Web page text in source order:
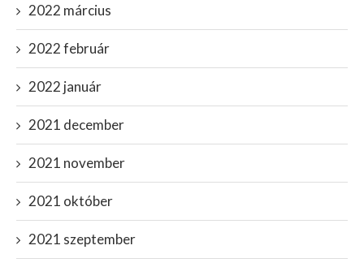
2022 március
2022 február
2022 január
2021 december
2021 november
2021 október
2021 szeptember